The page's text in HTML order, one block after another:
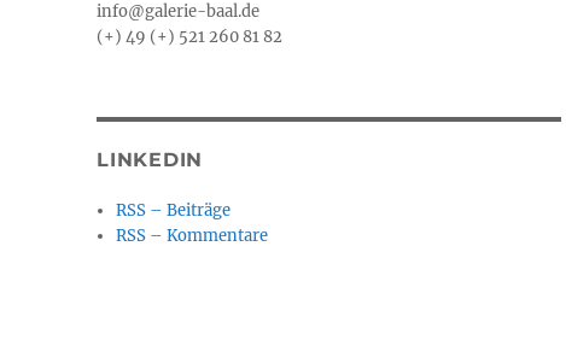
info@galerie-baal.de
(+) 49 (+) 521 260 81 82
LINKEDIN
RSS – Beiträge
RSS – Kommentare